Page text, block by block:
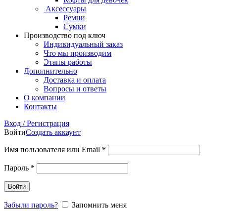
Аксессуары
Ремни
Сумки
Производство под ключ
Индивидуальный заказ
Что мы производим
Этапы работы
Дополнительно
Доставка и оплата
Вопросы и ответы
О компании
Контакты
Вход / Регистрация
ВойтиСоздать аккаунт
Имя пользователя или Email *
Пароль *
Войти
Забыли пароль?
Запомнить меня